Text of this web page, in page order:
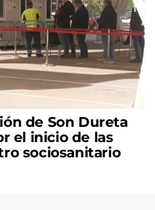
de Son Dureta
el inicio de las
sociosanitario